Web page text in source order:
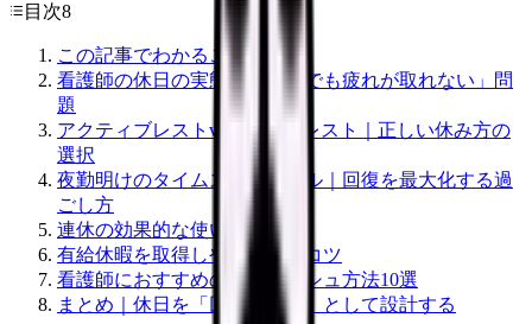
目次8
この記事でわかること
看護師の休日の実態｜「休んでも疲れが取れない」問
題
アクティブレストvsパッシブレスト｜正しい休み方の
選択
夜勤明けのタイムスケジュール｜回復を最大化する過
ごし方
連休の効果的な使い方
有給休暇を取得しやすくするコツ
看護師におすすめのリフレッシュ方法10選
まとめ｜休日を「回復の技術」として設計する